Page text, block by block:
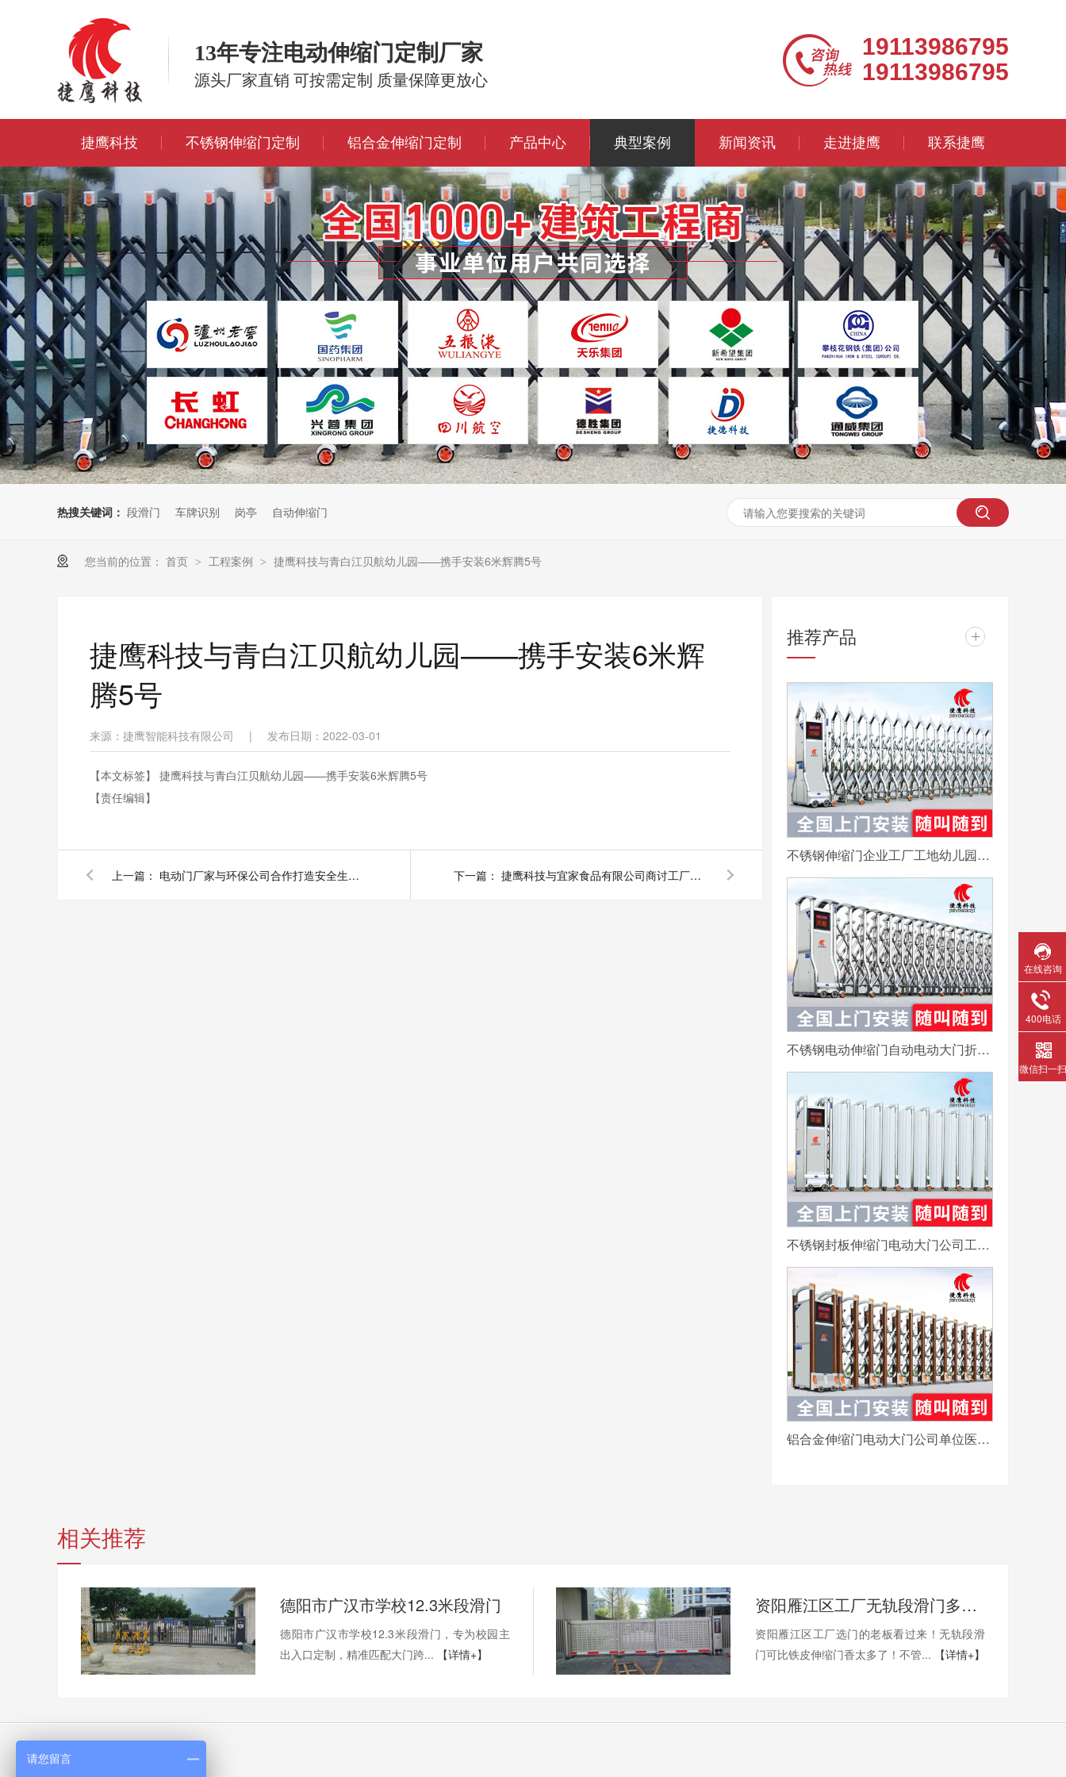
13年专注电动伸缩门定制厂家
源头厂家直销 可按需定制 质量保障更放心
19113986795
19113986795
捷鹰科技 不锈钢伸缩门定制 铝合金伸缩门定制 产品中心 典型案例 新闻资讯 走进捷鹰 联系捷鹰
热搜关键词： 段滑门 车牌识别 岗亭 自动伸缩门
您当前的位置： 首页 > 工程案例 > 捷鹰科技与青白江贝航幼儿园——携手安装6米辉腾5号
捷鹰科技与青白江贝航幼儿园——携手安装6米辉
腾5号
来源：捷鹰智能科技有限公司 | 发布日期：2022-03-01
【本文标签】 捷鹰科技与青白江贝航幼儿园——携手安装6米辉腾5号
【责任编辑】
上一篇： 电动门厂家与环保公司合作打造安全生产车间 下一篇： 捷鹰科技与宜家食品有限公司商讨工厂伸缩门安装内容
推荐产品 +
不锈钢伸缩门企业工厂工地幼儿园电动大门平移自动无轨医院收缩门
不锈钢电动伸缩门自动电动大门折叠平移分段铝合金工地工厂封板门
不锈钢封板伸缩门电动大门公司工厂工地分段折叠平移自动收缩门
铝合金伸缩门电动大门公司单位医院工厂分段平移折叠自动收缩门
相关推荐
德阳市广汉市学校12.3米段滑门
德阳市广汉市学校12.3米段滑门，专为校园主
出入口定制，精准匹配大门跨...
【详情+】
资阳雁江区工厂无轨段滑门多少钱一套？
资阳雁江区工厂选门的老板看过来！无轨段滑
门可比铁皮伸缩门香太多了！不管...
【详情+】
在线咨询
400电话
微信扫一扫
请您留言